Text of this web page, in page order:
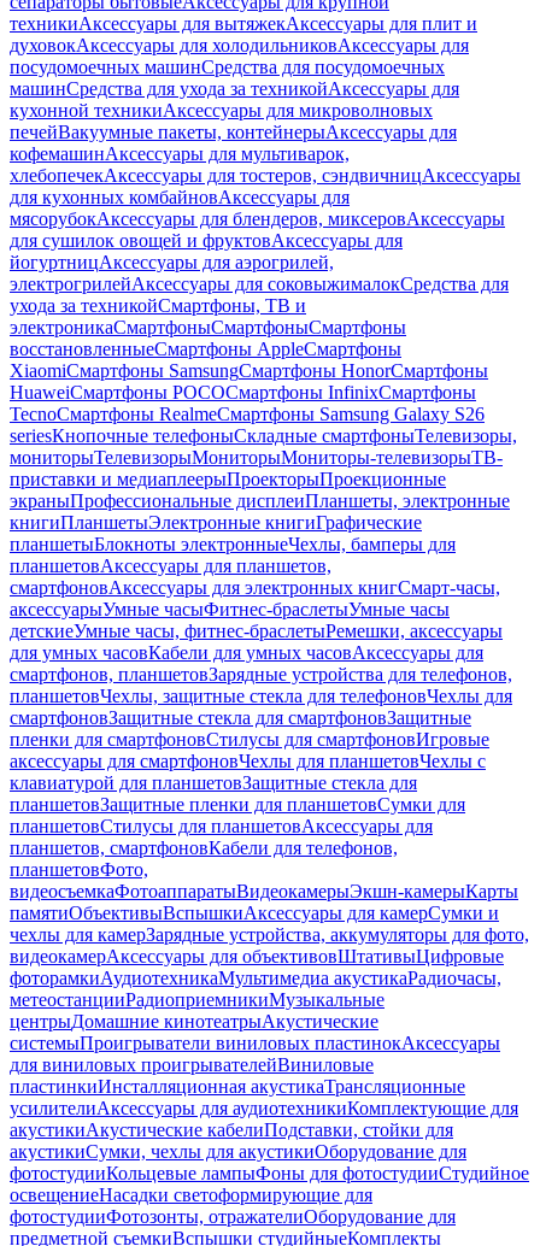
техникиАксессуары для вытяжекАксессуары для плит и
духовокАксессуары для холодильниковАксессуары для
посудомоечных машинСредства для посудомоечных
машинСредства для ухода за техникойАксессуары для
кухонной техникиАксессуары для микроволновых
печейВакуумные пакеты, контейнерыАксессуары для
кофемашинАксессуары для мультиварок,
хлебопечекАксессуары для тостеров, сэндвичницАксессуары
для кухонных комбайновАксессуары для
мясорубокАксессуары для блендеров, миксеровАксессуары
для сушилок овощей и фруктовАксессуары для
йогуртницАксессуары для аэрогрилей,
электрогрилейАксессуары для соковыжималокСредства для
ухода за техникойСмартфоны, ТВ и
электроникаСмартфоныСмартфоныСмартфоны
восстановленныеСмартфоны AppleСмартфоны
XiaomiСмартфоны SamsungСмартфоны HonorСмартфоны
HuaweiСмартфоны POCOСмартфоны InfinixСмартфоны
TecnoСмартфоны RealmeСмартфоны Samsung Galaxy S26
seriesКнопочные телефоныСкладные смартфоныТелевизоры,
мониторыТелевизорыМониторыМониторы-телевизорыТВ-
приставки и медиаплеерыПроекторыПроекционные
экраныПрофессиональные дисплеиПланшеты, электронные
книгиПланшетыЭлектронные книгиГрафические
планшетыБлокноты электронныеЧехлы, бамперы для
планшетовАксессуары для планшетов,
смартфоновАксессуары для электронных книгСмарт-часы,
аксессуарыУмные часыФитнес-браслетыУмные часы
детскиеУмные часы, фитнес-браслетыРемешки, аксессуары
для умных часовКабели для умных часовАксессуары для
смартфонов, планшетовЗарядные устройства для телефонов,
планшетовЧехлы, защитные стекла для телефоновЧехлы для
смартфоновЗащитные стекла для смартфоновЗащитные
пленки для смартфоновСтилусы для смартфоновИгровые
аксессуары для смартфоновЧехлы для планшетовЧехлы с
клавиатурой для планшетовЗащитные стекла для
планшетовЗащитные пленки для планшетовСумки для
планшетовСтилусы для планшетовАксессуары для
планшетов, смартфоновКабели для телефонов,
планшетовФото,
видеосъемкаФотоаппаратыВидеокамерыЭкшн-камерыКарты
памятиОбъективыВспышкиАксессуары для камерСумки и
чехлы для камерЗарядные устройства, аккумуляторы для фото,
видеокамерАксессуары для объективовШтативыЦифровые
фоторамкиАудиотехникаМультимедиа акустикаРадиочасы,
метеостанцииРадиоприемникиМузыкальные
центрыДомашние кинотеатрыАкустические
системыПроигрыватели виниловых пластинокАксессуары
для виниловых проигрывателейВиниловые
пластинкиИнсталляционная акустикаТрансляционные
усилителиАксессуары для аудиотехникиКомплектующие для
акустикиАкустические кабелиПодставки, стойки для
акустикиСумки, чехлы для акустикиОборудование для
фотостудииКольцевые лампыФоны для фотостудииСтудийное
освещениеНасадки светоформирующие для
фотостудииФотозонты, отражателиОборудование для
предметной съемкиВспышки студийныеКомплекты